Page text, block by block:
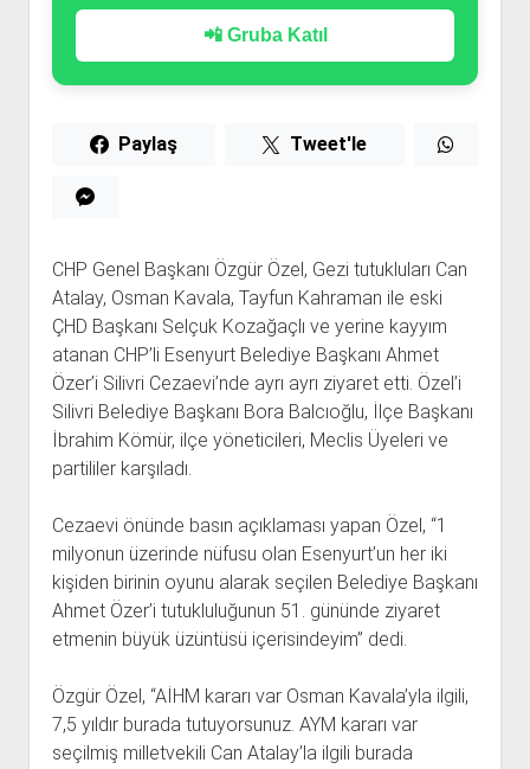
📲 Gruba Katıl
Paylaş Tweet'le
CHP Genel Başkanı Özgür Özel, Gezi tutukluları Can
Atalay, Osman Kavala, Tayfun Kahraman ile eski
ÇHD Başkanı Selçuk Kozağaçlı ve yerine kayyım
atanan CHP’li Esenyurt Belediye Başkanı Ahmet
Özer’i Silivri Cezaevi’nde ayrı ayrı ziyaret etti. Özel’i
Silivri Belediye Başkanı Bora Balcıoğlu, İlçe Başkanı
İbrahim Kömür, ilçe yöneticileri, Meclis Üyeleri ve
partililer karşıladı.
Cezaevi önünde basın açıklaması yapan Özel, “1
milyonun üzerinde nüfusu olan Esenyurt’un her iki
kişiden birinin oyunu alarak seçilen Belediye Başkanı
Ahmet Özer’i tutukluluğunun 51. gününde ziyaret
etmenin büyük üzüntüsü içerisindeyim” dedi.
Özgür Özel, “AİHM kararı var Osman Kavala’yla ilgili,
7,5 yıldır burada tutuyorsunuz. AYM kararı var
seçilmiş milletvekili Can Atalay’la ilgili burada